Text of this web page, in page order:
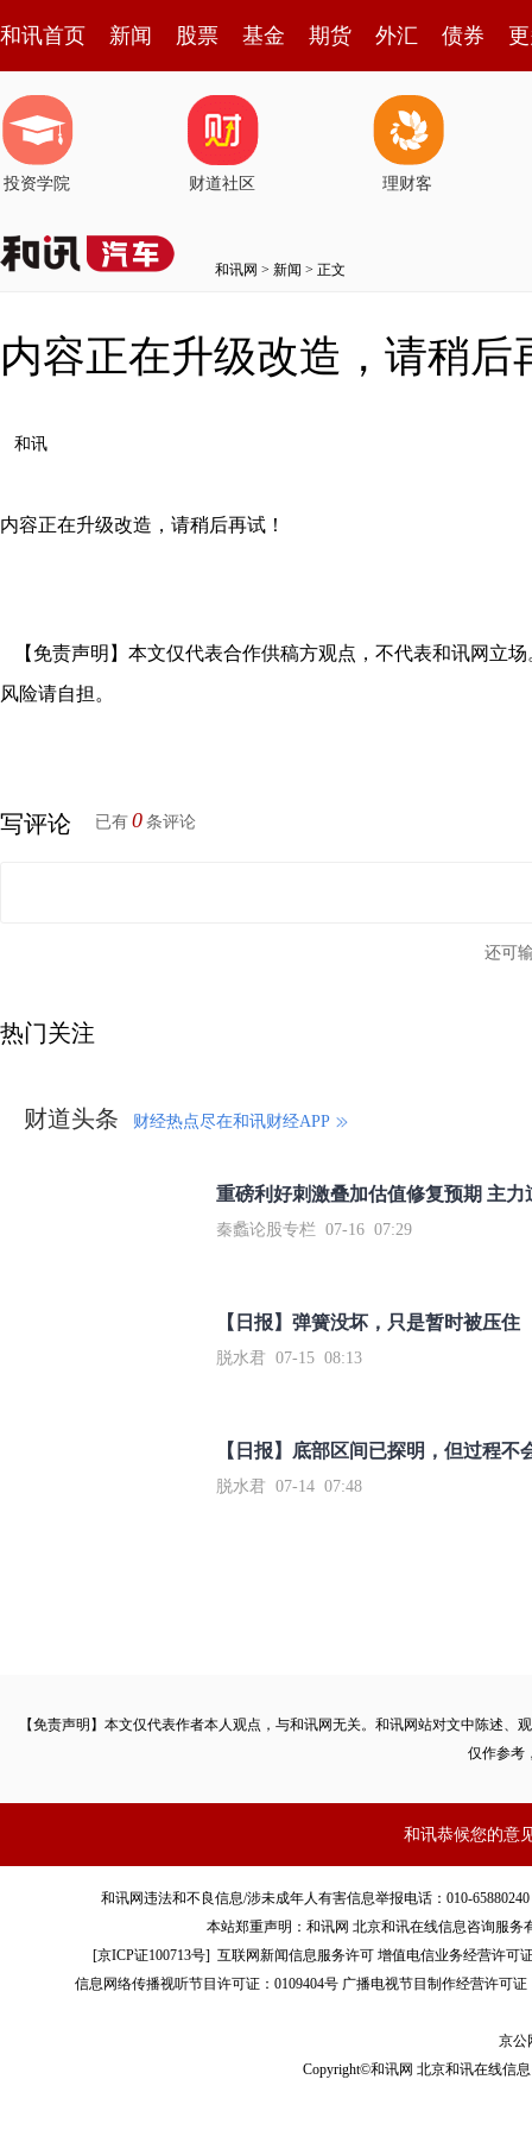
和讯首页 新闻 股票 基金 期货 外汇 债券
投资学院 财道社区 理财客
和讯网 > 新闻 > 正文
内容正在升级改造，请稍后
和讯
内容正在升级改造，请稍后再试！
【免责声明】本文仅代表合作供稿方观点，不代表和讯网立
风险请自担。
写评论 已有 0 条评论
还可
热门关注
财道头条 财经热点尽在和讯财经APP
秦蠡论股专栏 07-16 07:29
【日报】弹簧没坏，只是暂时被压住
脱水君 07-15 08:13
【日报】底部区间已探明，但过程不
脱水君 07-14 07:48
【免责声明】本文仅代表作者本人观点，与和讯网无关。和讯网站对文中陈述
仅作参考
和讯恭候您的意
和讯网违法和不良信息/涉未成年人有害信息举报电话：010-
本站郑重声明：和讯网 北京和讯在线信息咨询服
[京ICP证100713号]互联网新闻信息服务许可 增值电信业务经营许可
信息网络传播视听节目许可证：0109404号 广播电视节目制作经营许可证
京公
Copyright©和讯网 北京和讯在线信